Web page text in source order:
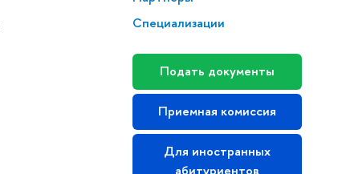
Специализации
Подать документы
Приемная комиссия
Для иностранных
абитуриентов